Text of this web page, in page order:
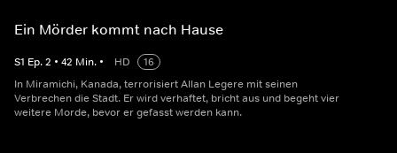
Ein Mörder kommt nach Hause
S1 Ep.2 • 42 Min. • HD
16
In Miramichi, Kanada, terrorisiert Allan Legere mit seinen
Verbrechen die Stadt. Er wird verhaftet, bricht aus und begeht vier
weitere Morde, bevor er gefasst werden kann.